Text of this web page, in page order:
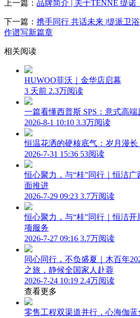
上一篇： 品牌简介 | 关于TENNE 缇诺
下一篇： 携手同行 共话未来 |缇派卫
作谱写新篇章
相关阅读
HUWOO菲沃｜金华店启幕
3 天前 2.3万阅读
一篇看懂西普斯 SPS：意式高
2026-8-1 10:10 3.3万阅读
恒温花洒的硬核底气：岁月漫
2026-7-31 15:36 53阅读
恒心聚力，与“桂”同行｜恒洁
面推进
2026-7-29 09:23 3.7万阅读
恒心聚力，与“桂”同行｜恒洁
项服务
2026-7-27 09:16 3.7万阅读
同心同行，不负盛夏｜木百年
之旅，静候全国家人赴蓉
2026-7-24 10:19 2.4万阅读
查看更多
零售工程双渠道并行，心海伽